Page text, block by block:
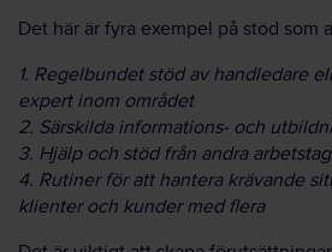
Det här är fyra exempel på stöd som
1. Regelbundet stöd av handledare
expert inom området
2. Särskilda informations- och
3. Hjälp och stöd från andra
4. Rutiner för att hantera krävande
klienter och kunder med flera